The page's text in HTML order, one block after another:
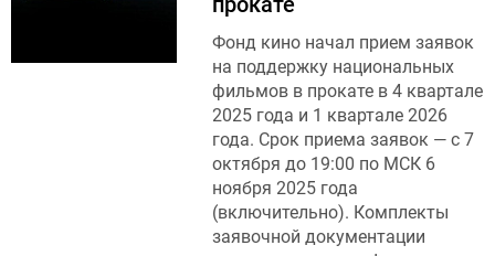
Фонд кино начал прием заявок
на поддержку национальных
фильмов в прокате в 4 квартале
2025 года и 1 квартале 2026
года. Срок приема заявок — с 7
октября до 19:00 по МСК 6
ноября 2025 года
(включительно). Комплекты
заявочной документации